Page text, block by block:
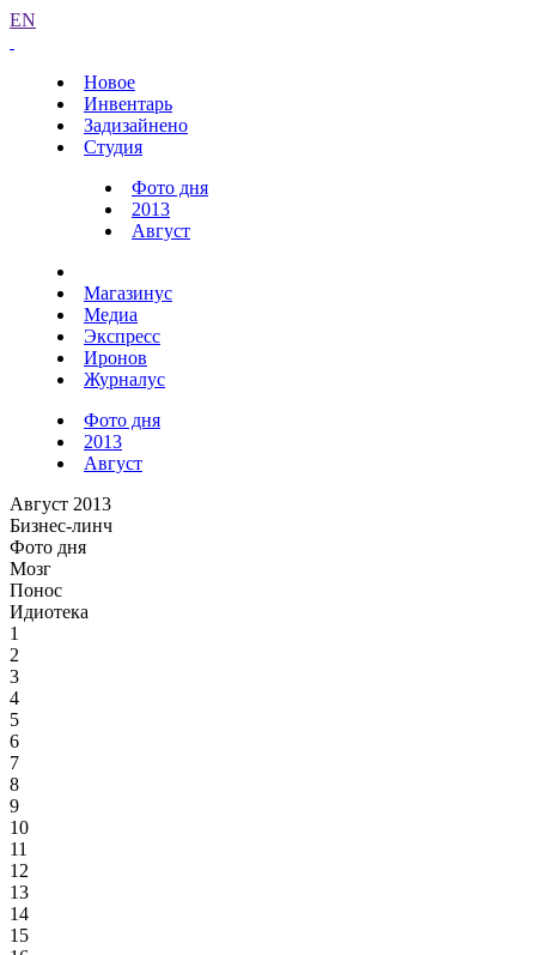
EN
Новое
Инвентарь
Задизайнено
Студия
Фото дня
2013
Август
Магазинус
Медиа
Экспресс
Иронов
Журналус
Фото дня
2013
Август
Август 2013
Бизнес-линч
Фото дня
Мозг
Понос
Идиотека
1
2
3
4
5
6
7
8
9
10
11
12
13
14
15